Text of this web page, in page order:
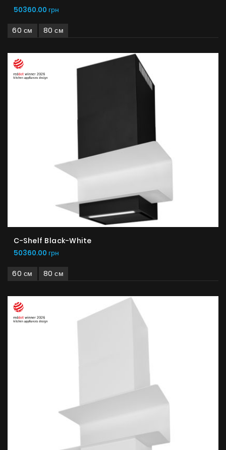
Контакты
50360.00 грн
60 см 80 см
C-Shelf Black-White
50360.00 грн
60 см 80 см